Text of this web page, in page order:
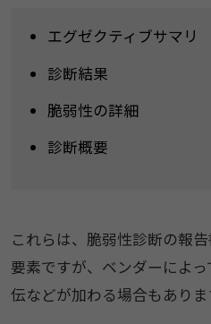
エグゼクティブサマリ
診断結果
脆弱性の詳細
診断概要
これらは、脆弱性診断の報
要素ですが、ベンダーによ
伝などが加わる場合もありま